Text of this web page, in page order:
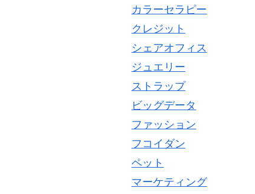
カラーセラピー
クレジット
シェアオフィス
ジュエリー
ストラップ
ビッグデータ
ファッション
フコイダン
ペット
マーケティング